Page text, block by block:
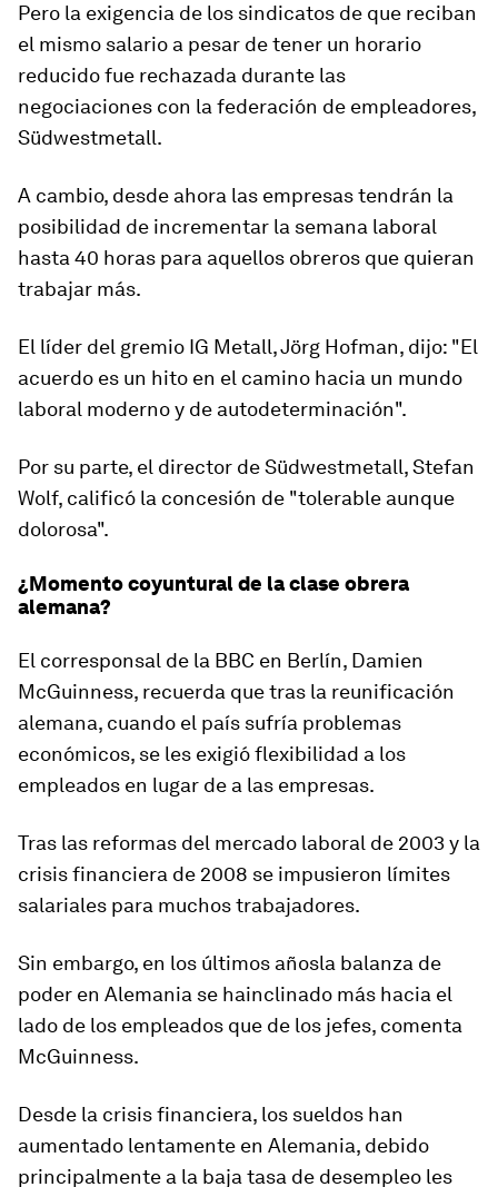
Pero la exigencia de los sindicatos de que reciban
el mismo salario a pesar de tener un horario
reducido fue rechazada durante las
negociaciones con la federación de empleadores,
Südwestmetall.
A cambio, desde ahora las empresas tendrán la
posibilidad de incrementar la semana laboral
hasta 40 horas para aquellos obreros que quieran
trabajar más.
El líder del gremio IG Metall, Jörg Hofman, dijo: "El
acuerdo es un hito en el camino hacia un mundo
laboral moderno y de autodeterminación".
Por su parte, el director de Südwestmetall, Stefan
Wolf, calificó la concesión de "tolerable aunque
dolorosa".
¿Momento coyuntural de la clase obrera
alemana?
El corresponsal de la BBC en Berlín, Damien
McGuinness, recuerda que tras la reunificación
alemana, cuando el país sufría problemas
económicos, se les exigió flexibilidad a los
empleados en lugar de a las empresas.
Tras las reformas del mercado laboral de 2003 y la
crisis financiera de 2008 se impusieron límites
salariales para muchos trabajadores.
Sin embargo, en los últimos añosla balanza de
poder en Alemania se hainclinado más hacia el
lado de los empleados que de los jefes, comenta
McGuinness.
Desde la crisis financiera, los sueldos han
aumentado lentamente en Alemania, debido
principalmente a la baja tasa de desempleo les